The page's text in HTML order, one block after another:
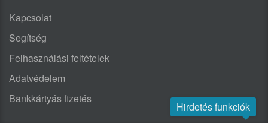
Hirdetés funkciók
Kapcsolat
Segítség
Felhasználási feltételek
Adatvédelem
Bankkártyás fizetés